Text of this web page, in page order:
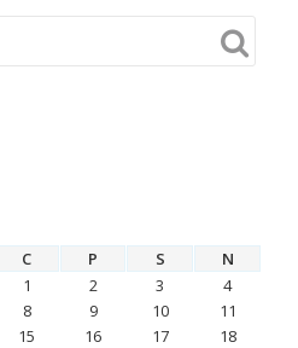
C P S
N
1
2 3
4
8 9 10
11
15 16 17
18